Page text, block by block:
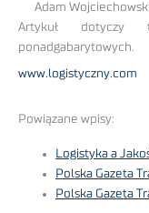
Adam Wojciechowski
Artykuł dotyczy
ponadgabarytowych.
www.logistyczny.com
Powiązane wpisy:
Logistyka a
Polska Gazeta
Polska Gazeta